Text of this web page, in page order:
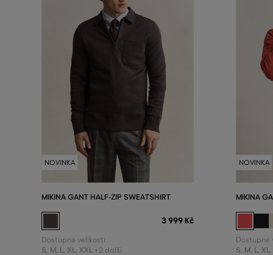
NOVINKA
MIKINA GANT HALF-ZIP SWEATSHIRT
3 999 Kč
Dostupné velikosti:
S, M, L, XL, XXL +2 další
NOVINKA
MIKINA
Dostupné
S, M, L, XL,